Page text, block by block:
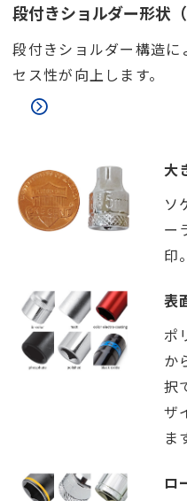
段付きショルダー形状（
段付きショルダー構造
セス性が向上します。
大
ソ
ー
印。
表
ポ
か
択
ザ
ま
ロ